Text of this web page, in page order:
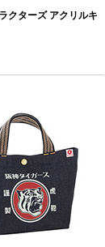
クターズ アクリルキ